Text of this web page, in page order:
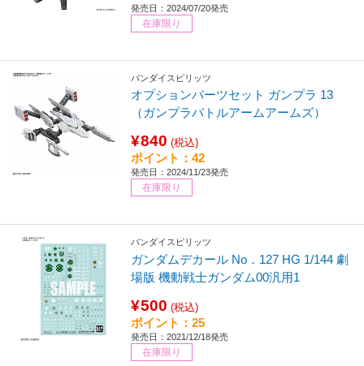
発売日：2024/07/20発売
在庫限り
バンダイスピリッツ
オプションパーツセット ガンプラ 13
（ガンプラバトルアームアームズ）
¥840 (税込)
ポイント：42
発売日：2024/11/23発売
在庫限り
バンダイスピリッツ
ガンダムデカール No．127 HG 1/144 劇
場版 機動戦士ガンダム00汎用1
¥500 (税込)
ポイント：25
発売日：2021/12/18発売
在庫限り